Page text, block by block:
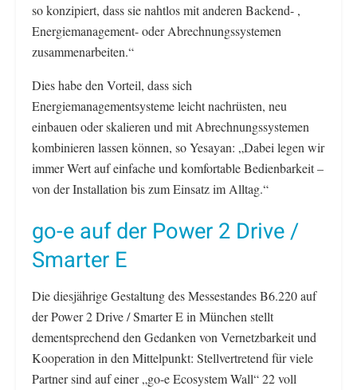
so konzipiert, dass sie nahtlos mit anderen Backend- ,
Energiemanagement- oder Abrechnungssystemen
zusammenarbeiten.“
Dies habe den Vorteil, dass sich
Energiemanagementsysteme leicht nachrüsten, neu
einbauen oder skalieren und mit Abrechnungssystemen
kombinieren lassen können, so Yesayan: „Dabei legen wir
immer Wert auf einfache und komfortable Bedienbarkeit –
von der Installation bis zum Einsatz im Alltag.“
go-e auf der Power 2 Drive /
Smarter E
Die diesjährige Gestaltung des Messestandes B6.220 auf
der Power 2 Drive / Smarter E in München stellt
dementsprechend den Gedanken von Vernetzbarkeit und
Kooperation in den Mittelpunkt: Stellvertretend für viele
Partner sind auf einer „go-e Ecosystem Wall“ 22 voll